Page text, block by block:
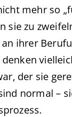
mehr so
sie zu
ihrer
der sie
normal –